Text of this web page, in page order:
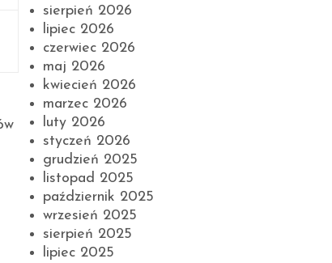
sierpień 2026
lipiec 2026
czerwiec 2026
maj 2026
kwiecień 2026
marzec 2026
luty 2026
styczeń 2026
grudzień 2025
listopad 2025
październik 2025
wrzesień 2025
sierpień 2025
lipiec 2025